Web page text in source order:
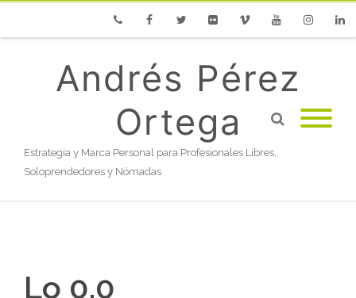
Andrés Pérez
Ortega
Estrategia y Marca Personal para Profesionales Libres,
Soloprendedores y Nómadas
Lo 0.0